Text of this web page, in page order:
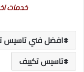
خدمات
افضل فني تاسيس
تاسيس تكييف